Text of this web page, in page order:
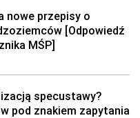
nowe przepisy o
[Odpowiedź
MŚP]
specustawy?
pod znakiem zapytania